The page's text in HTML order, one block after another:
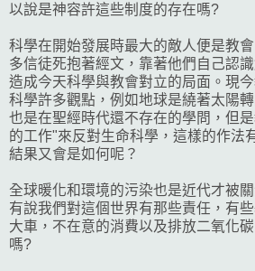
以說是神容許這些制度的存在嗎?
科學在開始發展時最大的敵人便是教
多信徒死抱著經文，靠著他們自己認
造成今天科學與教會對立的局面。現
科學許多觀點，例如地球是繞著太陽
也是在聖經時代還不存在的學問，但
的工作"來反對生命科學，這樣的作法
結果又會是如何呢？
全球暖化和環境的污染也是近代才被
有說我們對這個世界有那些責任，有
大車，不在意的消費以及排放二氧化
嗎?